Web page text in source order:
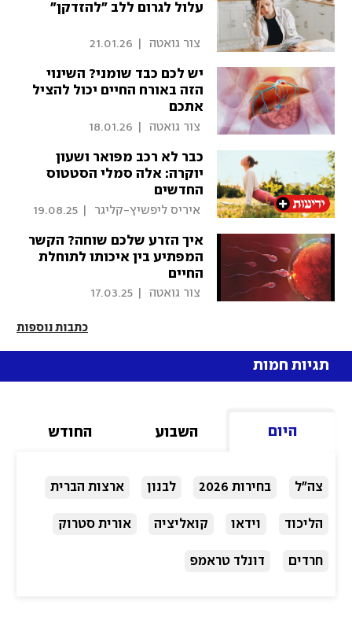
עלול לגרום ללב "להזדקן"
צור גואטה 21.01.26
יש לכם כבד שומני? השינוי
הזה באורח החיים יכול להציל
אתכם
צור גואטה 18.01.26
כבר לא רכב מפואר ושעון
יוקרה: אלה סמלי הסטטוס
החדשים
איריס ליפשיץ-קליגר 19.08.25
איך הזרע שלכם שוחה? הקשר
המפתיע בין איכותו לתוחלת
החיים
צור גואטה 17.03.25
כתבות נוספות
תגיות חמות
היום השבוע החודש
צה"ל בחירות 2026 לבנון ארצות הברית
הליכוד וידאו קואליציה אורית סטרוק
חרדים דונלד טראמפ